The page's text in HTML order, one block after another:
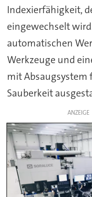
Indexierfähigkeit,
eingewechselt
automatischen
Werkzeuge und
mit Absaugsystem
Sauberkeit
ANZEIGE